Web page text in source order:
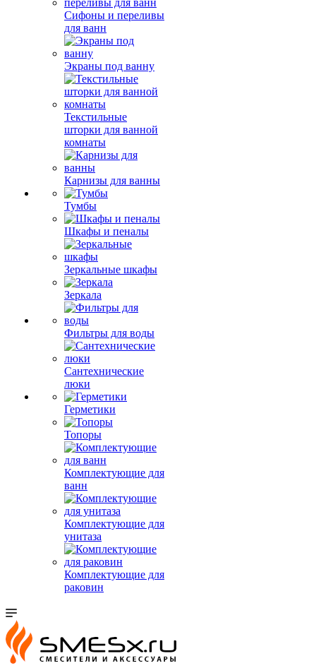
Сифоны и переливы
для ванн
Экраны под ванну
Текстильные
шторки для ванной
комнаты
Карнизы для ванны
Тумбы
Шкафы и пеналы
Зеркальные шкафы
Зеркала
Фильтры для воды
Сантехнические
люки
Герметики
Топоры
Комплектующие для
ванн
Комплектующие для
унитаза
Комплектующие для
раковин